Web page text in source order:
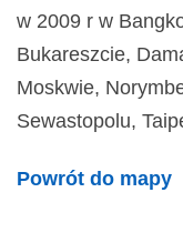
w 2009 r w
Bukareszcie,
Moskwie,
Sewastopolu,
Powrót do mapy